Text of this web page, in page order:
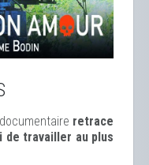
retrace
de travailler au plus